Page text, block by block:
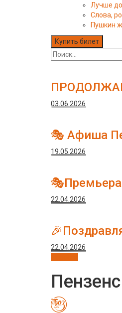
Лучше
Слова,
Пушкин
Купить билет
03.06.2026
🎭 Афиша
19.05.2026
22.04.2026
22.04.2026